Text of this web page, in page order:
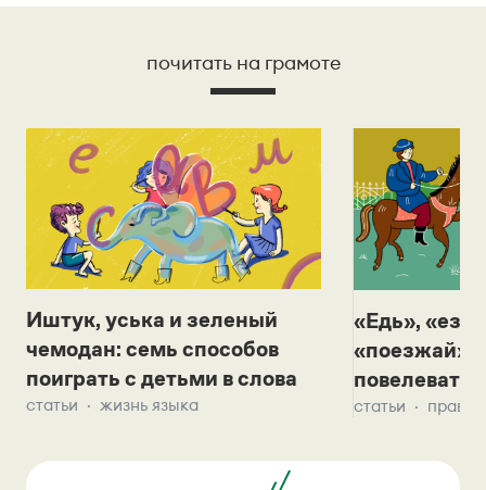
почитать на грамоте
Иштук, уська и зеленый
чемодан: семь способов
поиграть с детьми в слова
статьи жизнь языка
«Едь»,
«поезжай»?
повелевать
статьи